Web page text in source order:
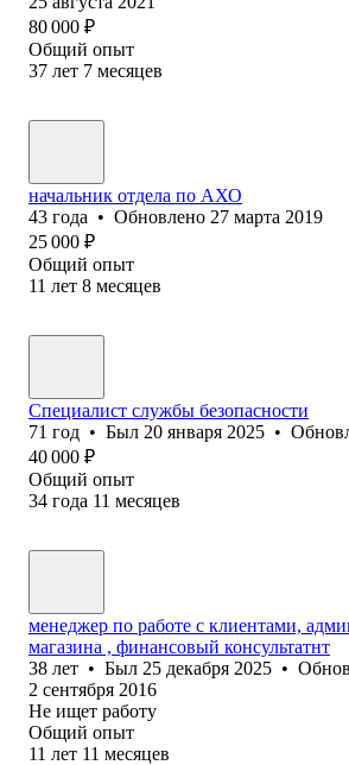
80 000 ₽
Общий опыт
37 лет 7 месяцев
начальник отдела по АХО
43 года • Обновлено 27 марта 2019
25 000 ₽
Общий опыт
11 лет 8 месяцев
Специалист службы безопасности
71 год • Был 20 января 2025 •
40 000 ₽
Общий опыт
34 года 11 месяцев
менеджер по работе с клиентами,
магазина , финансовый консультатнт
38 лет • Был 25 декабря 2025 •
2 сентября 2016
Не ищет работу
Общий опыт
11 лет 11 месяцев